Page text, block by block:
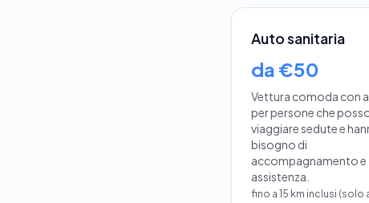
Auto sanitaria
da €50
Vettura comoda con
per persone che
viaggiare sedute e
bisogno di
accompagnamento e
assistenza.
fino a 15 km inclusi (solo